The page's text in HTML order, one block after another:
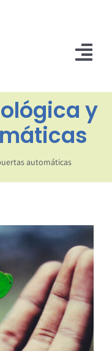
INICIO
ASOCIADOS
NORMATIVA
CONTACTO
y
automáticas